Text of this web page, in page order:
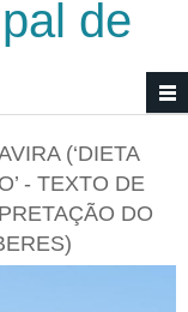
de
(‘DIETA
- TEXTO DE
DO